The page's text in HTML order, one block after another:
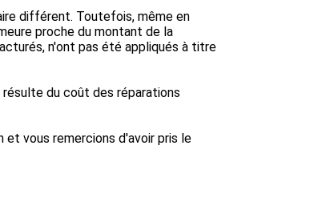
différent. Toutefois, même en
proche du montant de la
n'ont pas été appliqués à titre
du coût des réparations
vous remercions d'avoir pris le